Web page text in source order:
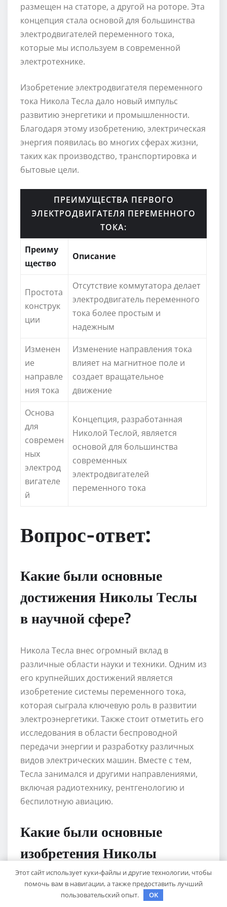
размещен на статоре, а другой на роторе. Эта
концепция стала основой для большинства
электродвигателей переменного тока,
которые мы используем в современной
электротехнике.
Изобретение электродвигателя переменного
тока Никола Тесла дало новый импульс
развитию энергетики и промышленности.
Благодаря этому изобретению, электрическая
энергия появилась во многих сферах жизни,
таких как производство, транспортировка и
бытовые цели.
ПРЕИМУЩЕСТВА ПЕРВОГО
ЭЛЕКТРОДВИГАТЕЛЯ ПЕРЕМЕННОГО
ТОКА:
Преиму
щество
Описание
Простота
конструк
ции
Отсутствие коммутатора делает
электродвигатель переменного
тока более простым и
надежным
Изменен
ие
направле
ния тока
Изменение направления тока
влияет на магнитное поле и
создает вращательное
движение
Основа
для
современ
ных
электрод
вигателе
й
Концепция, разработанная
Николой Теслой, является
основой для большинства
современных
электродвигателей
переменного тока
Вопрос-ответ:
Какие были основные
достижения Николы Теслы
в научной сфере?
Никола Тесла внес огромный вклад в
различные области науки и техники. Одним из
его крупнейших достижений является
изобретение системы переменного тока,
которая сыграла ключевую роль в развитии
электроэнергетики. Также стоит отметить его
исследования в области беспроводной
передачи энергии и разработку различных
видов электрических машин. Вместе с тем,
Тесла занимался и другими направлениями,
включая радиотехнику, рентгенологию и
беспилотную авиацию.
Какие были основные
изобретения Николы
Теслы?
Этот сайт использует куки-файлы и другие технологии, чтобы
помочь вам в навигации, а также предоставить лучший
пользовательский опыт.
OK